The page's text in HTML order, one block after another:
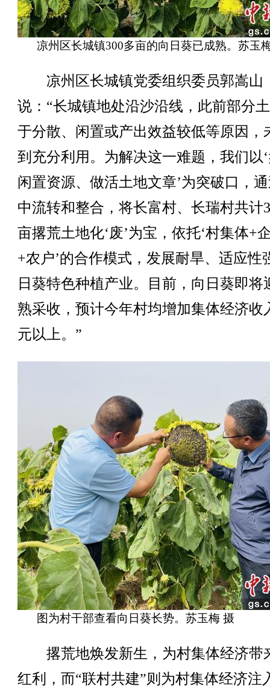
凉州区长城镇300多亩的向日葵已成熟。苏玉
凉州区长城镇党委组织委员郭嵩山
说：“长城镇地处沿沙沿线，此前部分
于分散、闲置或产出效益较低等原因，
到充分利用。为解决这一难题，我们以
闲置资源、做活土地文章’为突破口，
中流转和整合，将长富村、长瑞村共计
亩撂荒土地化‘废’为宝，依托‘村集体+
+农户’的合作模式，发展耐旱、适应性
日葵特色种植产业。目前，向日葵即将
熟采收，预计今年村均增加集体经济收
元以上。”
图为村干部查看向日葵长势。苏玉梅 摄
撂荒地焕发新生，为村集体经济带
红利，而“联村共建”则为村集体经济注